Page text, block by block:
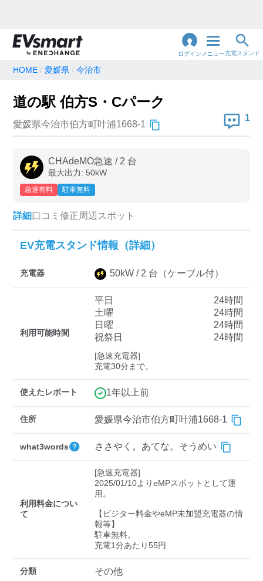
ログイン メニュー充電スタンド
地名・観光スポット・住所 で検索
充電器の種類
急速充電器のみ表示
高速道路上のみ表示
認証システム
三菱ディーラーを表示
日産ディーラーを表示
充電器の出力
車種
検索する
HOME 愛媛県 今治市
道の駅 伯方S・Cパーク
愛媛県今治市伯方町叶浦1668-1
1
CHAdeMO急速 / 2 台
最大出力: 50kW
急速有料 駐車無料
詳細口コミ 修正周辺スポット
EV充電スタンド情報（詳細）
充電器 50kW / 2 台 （ケーブル付）
利用可能時間
平日
24時間
土曜
24時間
日曜
24時間
祝祭日
24時間
[急速充電器]
充電30分まで。
使えたレポート 1年以上前
住所 愛媛県今治市伯方町叶浦1668-1
what3words ささやく。あてな。そうめい
利用料金につい
て
[急速充電器]
2025/01/10よりeMPスポットとして運
用。
【ビジター料金やeMP未加盟充電器の情
報等】
駐車無料。
充電1分あたり55円
分類 その他